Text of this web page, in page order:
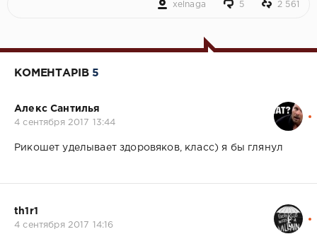
xelnaga 5 2 561
КОМЕНТАРІВ5
Алекс Сантилья
4 сентября 2017 13:44
Рикошет уделывает здоровяков, класс) я бы глянул
th1r1
4 сентября 2017 14:16